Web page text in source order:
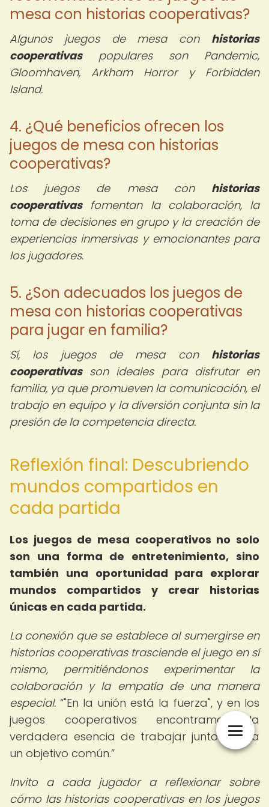
mesa con historias cooperativas?
Algunos juegos de mesa con historias
cooperativaspopulares son Pandemic,
Gloomhaven, Arkham Horror y Forbidden
Island.
4. ¿Qué beneficios ofrecen los
juegos de mesa con historias
cooperativas?
Los juegos de mesa con historias
cooperativasfomentan la colaboración, la
toma de decisiones en grupo y la creación de
experiencias inmersivas y emocionantes para
los jugadores.
5. ¿Son adecuados los juegos de
mesa con historias cooperativas
para jugar en familia?
Sí, los juegos de mesa con historias
cooperativasson ideales para disfrutar en
familia, ya que promueven la comunicación, el
trabajo en equipo y la diversión conjunta sin la
presión de la competencia directa.
Reflexión final: Descubriendo
mundos compartidos en
cada partida
Los juegos de mesa cooperativos no solo
son una forma de entretenimiento, sino
también una oportunidad para explorar
mundos compartidos y crear historias
únicas en cada partida.
La conexión que se establece al sumergirse en
historias cooperativas trasciende el juego en sí
mismo, permitiéndonos experimentar la
colaboración y la empatía de una manera
especial. "En la unión está la fuerza", y en los
juegos cooperativos encontramos la
verdadera esencia de trabajar juntos hacia
un objetivo común.
Invito a cada jugador a reflexionar sobre
cómo las historias cooperativas en los juegos